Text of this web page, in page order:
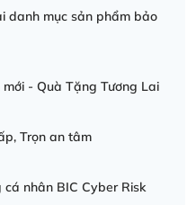
danh mục sản phẩm bảo
- Quà Tặng Tương Lai
Trọn an tâm
nhân BIC Cyber Risk